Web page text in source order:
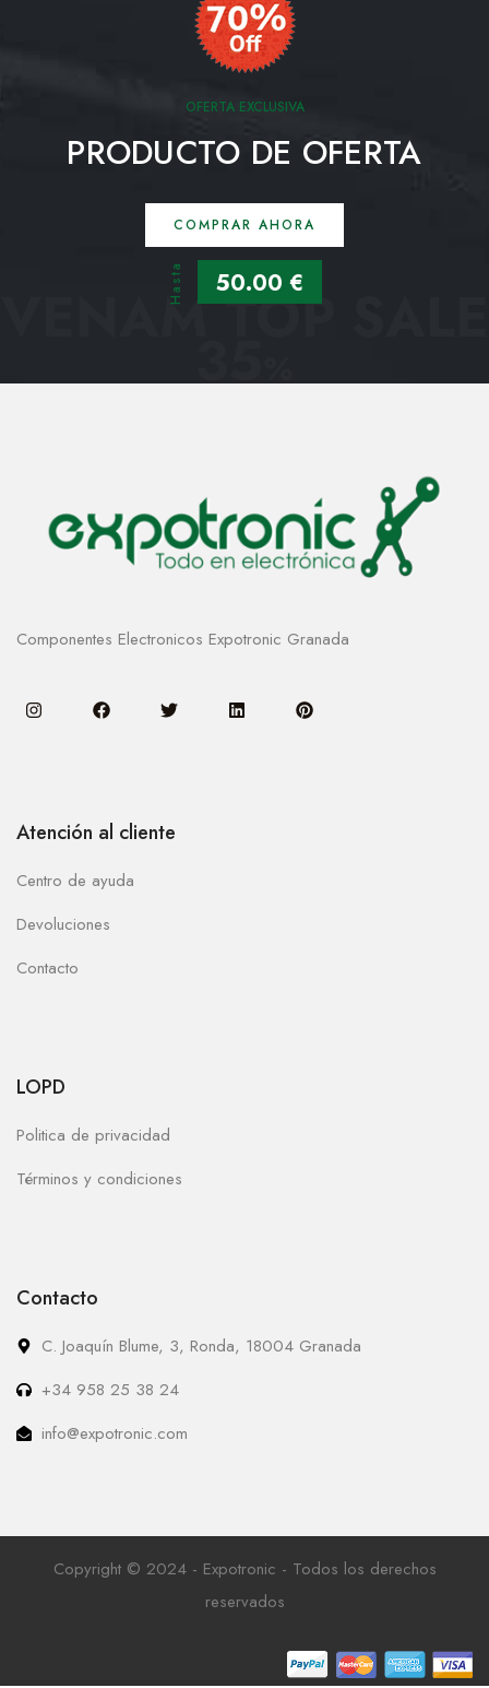
OFERTA EXCLUSIVA
PRODUCTO DE OFERTA
COMPRAR AHORA
Hasta 50.00 €
VENAM TOP SALE
35
Componentes Electronicos Expotronic Granada
Atención al cliente
Centro de ayuda
Devoluciones
Contacto
LOPD
Politica de privacidad
Términos y condiciones
Contacto
C. Joaquín Blume, 3, Ronda, 18004 Granada
+34 958 25 38 24
info@expotronic.com
Copyright © 2024 - Expotronic - Todos los derechos
reservados